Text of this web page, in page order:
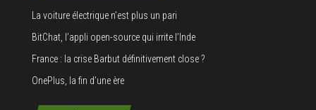
La voiture électrique n’est plus un pari
BitChat, l’appli open-source qui irrite l’Inde
France : la crise Barbut définitivement close ?
OnePlus, la fin d’une ère